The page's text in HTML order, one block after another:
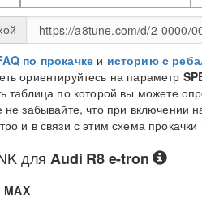
по прокачке и историю с
ориентируйтесь на параметр
таблица по которой вы можете
забывайте, что при включении
и в связи с этим схема
для Audi R8 e-tron
MAX